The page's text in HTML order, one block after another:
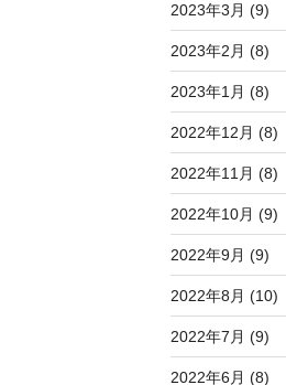
2023年3月 (9)
2023年2月 (8)
2023年1月 (8)
2022年12月 (8)
2022年11月 (8)
2022年10月 (9)
2022年9月 (9)
2022年8月 (10)
2022年7月 (9)
2022年6月 (8)